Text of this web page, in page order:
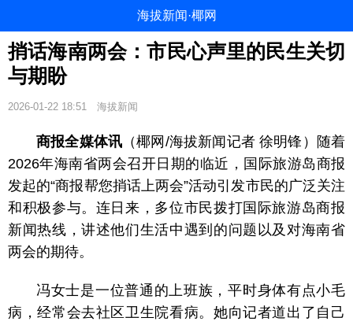
海拔新闻·椰网
捎话海南两会：市民心声里的民生关切
与期盼
2026-01-22 18:51 海拔新闻
商报全媒体讯 （椰网/海拔新闻记者 徐明锋）随着
2026年海南省两会召开日期的临近，国际旅游岛商报
发起的“商报帮您捎话上两会”活动引发市民的广泛关注
和积极参与。连日来，多位市民拨打国际旅游岛商报
新闻热线，讲述他们生活中遇到的问题以及对海南省
两会的期待。
冯女士是一位普通的上班族，平时身体有点小毛
病，经常会去社区卫生院看病。她向记者道出了自己